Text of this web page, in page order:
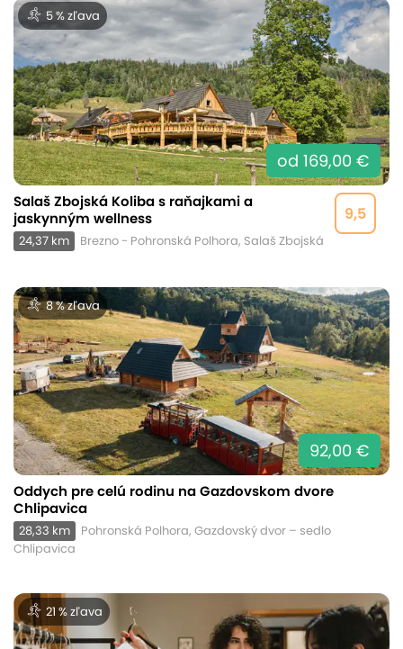
5 % zľava
od 169,00 €
9,5
Salaš Zbojská Koliba s raňajkami a
jaskynným wellness
24,37 km Brezno - Pohronská Polhora, Salaš Zbojská
8 % zľava
92,00 €
Oddych pre celú rodinu na Gazdovskom dvore
Chlipavica
28,33 km
Pohronská Polhora, Gazdovský dvor – sedlo
Chlipavica
21 % zľava